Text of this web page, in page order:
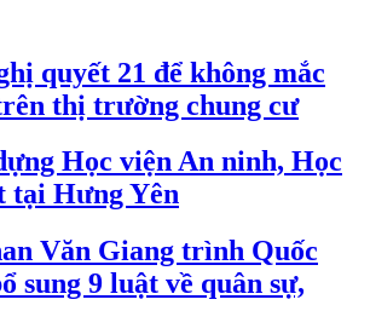
quyết 21 để không mắc
thị trường chung cư
Học viện An ninh, Học
tại Hưng Yên
Văn Giang trình Quốc
sung 9 luật về quân sự,